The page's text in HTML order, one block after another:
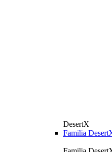
DesertX
Familia